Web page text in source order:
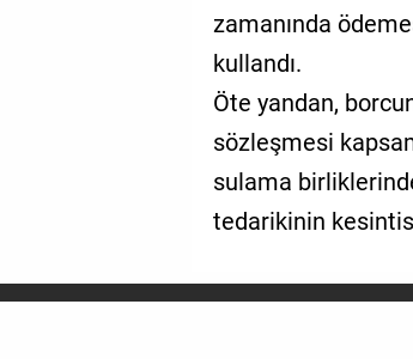
zamanında
kullandı.
Öte yandan,
sözleşmesi
sulama
tedarikinin